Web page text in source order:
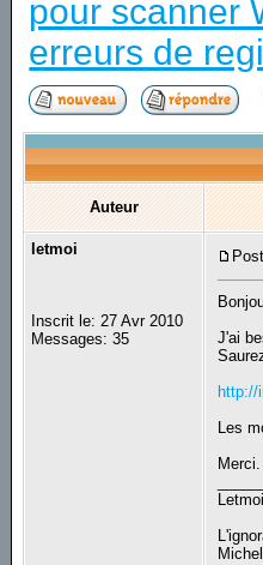
pour scanner
erreurs de
Auteur
letmoi
Inscrit le: 27 Avr 2010
Messages: 35
J'ai
http://
Les
Merci.